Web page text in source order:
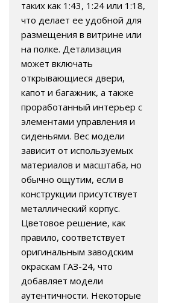
таких как 1:43, 1:24 или 1:18,
что делает ее удобной для
размещения в витрине или
на полке. Детализация
может включать
открывающиеся двери,
капот и багажник, а также
проработанный интерьер с
элементами управления и
сиденьями. Вес модели
зависит от используемых
материалов и масштаба, но
обычно ощутим, если в
конструкции присутствует
металлический корпус.
Цветовое решение, как
правило, соответствует
оригинальным заводским
окраскам ГАЗ-24, что
добавляет модели
аутентичности. Некоторые